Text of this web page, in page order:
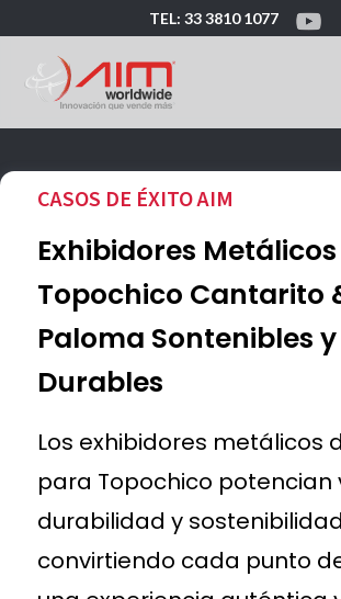
TEL: 33 3810 1077
CASOS DE ÉXITO AIM
Exhibidores Metálicos
Topochico Cantarito
Paloma Sontenibles y
Durables
Los exhibidores metálicos
para Topochico potencian
durabilidad y
convirtiendo cada punto